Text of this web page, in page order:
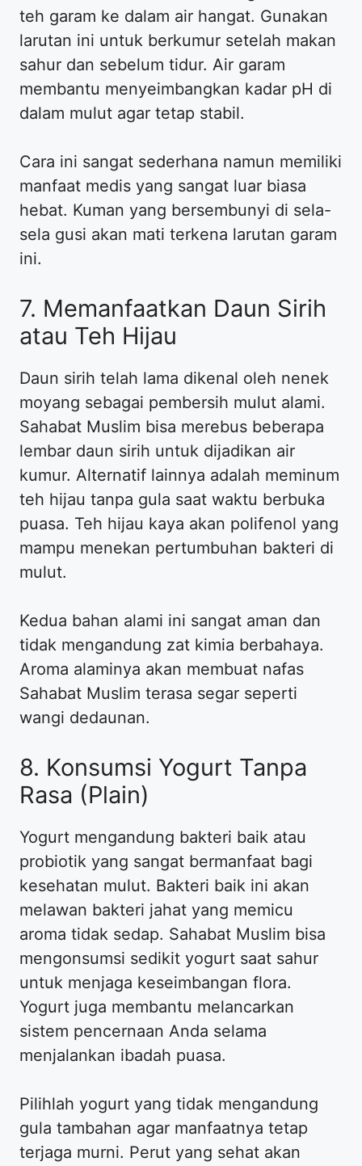
teh garam ke dalam air hangat. Gunakan
larutan ini untuk berkumur setelah makan
sahur dan sebelum tidur. Air garam
membantu menyeimbangkan kadar pH di
dalam mulut agar tetap stabil.
Cara ini sangat sederhana namun memiliki
manfaat medis yang sangat luar biasa
hebat. Kuman yang bersembunyi di sela-
sela gusi akan mati terkena larutan garam
ini.
7. Memanfaatkan Daun Sirih
atau Teh Hijau
Daun sirih telah lama dikenal oleh nenek
moyang sebagai pembersih mulut alami.
Sahabat Muslim bisa merebus beberapa
lembar daun sirih untuk dijadikan air
kumur. Alternatif lainnya adalah meminum
teh hijau tanpa gula saat waktu berbuka
puasa. Teh hijau kaya akan polifenol yang
mampu menekan pertumbuhan bakteri di
mulut.
Kedua bahan alami ini sangat aman dan
tidak mengandung zat kimia berbahaya.
Aroma alaminya akan membuat nafas
Sahabat Muslim terasa segar seperti
wangi dedaunan.
8. Konsumsi Yogurt Tanpa
Rasa (Plain)
Yogurt mengandung bakteri baik atau
probiotik yang sangat bermanfaat bagi
kesehatan mulut. Bakteri baik ini akan
melawan bakteri jahat yang memicu
aroma tidak sedap. Sahabat Muslim bisa
mengonsumsi sedikit yogurt saat sahur
untuk menjaga keseimbangan flora.
Yogurt juga membantu melancarkan
sistem pencernaan Anda selama
menjalankan ibadah puasa.
Pilihlah yogurt yang tidak mengandung
gula tambahan agar manfaatnya tetap
terjaga murni. Perut yang sehat akan